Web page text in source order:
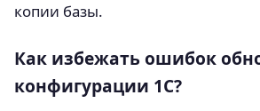
копии базы.
Как избежать ошибок
конфигурации 1С?